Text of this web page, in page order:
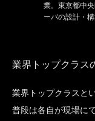
業。東京都中
ーバの設計・
業界トップクラス
業界トップクラスと
普段は各自が現場に